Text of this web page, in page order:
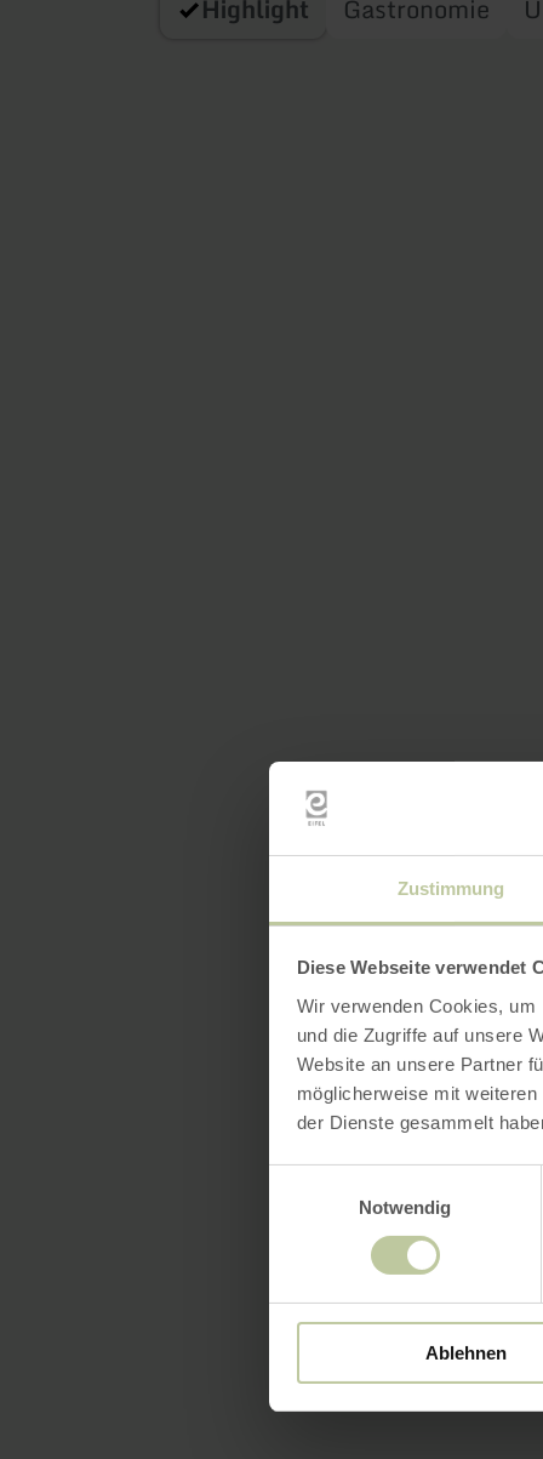
Zustimmung
Diese Webseite verwendet
Wir verwenden Cookies,
und die Zugriffe auf unsere
Website an unsere Partner
möglicherweise mit
der Dienste gesammelt
Notwendig
Ablehnen
Highlight Gastronomie